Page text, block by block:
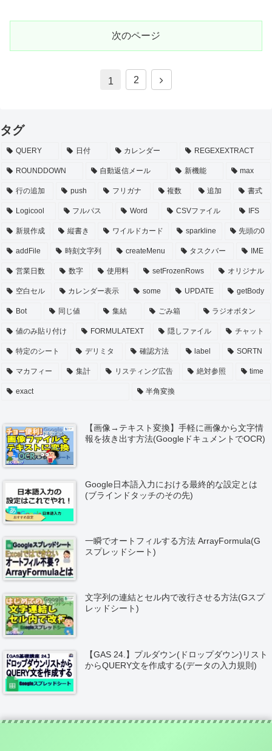
次のページ
1 2
次
タグ
QUERY 日付 カレンダー REGEXEXTRACT
ROUNDDOWN 自動返信メール 新機能 max
行の追加 push フリガナ 複数 追加 書式
Logicool フルパス Word CSVファイル IFS
新規作成 縦書き ワイルドカード sparkline 先頭の0
addFile 時刻文字列 createMenu タスクバー IME
営業日数 数字 使用料 setFrozenRows オリジナル
空白セル カレンダー表示 some UPDATE getBody
Bot 同じ値 集結 ごみ箱 ラジオボタン
値のみ貼り付け FORMULATEXT 隠しファイル チャット
特定のシート デリミタ 確認方法 label SORTN
マカフィー 集計 リスティング広告 絶対参照 time
exact 半角変換
【画像→テキスト変換】手軽に画像から文字情
報を抜き出す方法(GoogleドキュメントでOCR)
Google日本語入力における最終的な設定とは
(ブラインドタッチのその先)
一瞬でオートフィルする方法 ArrayFormula(G
スプレッドシート)
文字列の連結とセル内で改行させる方法(Gスプ
レッドシート)
【GAS 24.】プルダウン(ドロップダウン)リスト
からQUERY文を作成する(データの入力規則)